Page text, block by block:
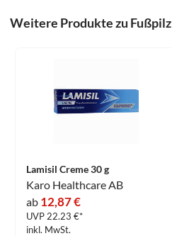
Weitere Produkte zu Fußpilz
Lamisil Creme 30 g
Karo Healthcare AB
ab 12,87 €
UVP 22.23 €*
inkl. MwSt.